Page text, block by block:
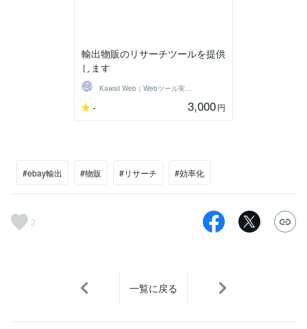
輸出物販のリサーチツールを提供
します
Kawaii Web｜Webツール実験室
- 3,000円
#ebay輸出 #物販 #リサーチ #効率化
2
一覧に戻る